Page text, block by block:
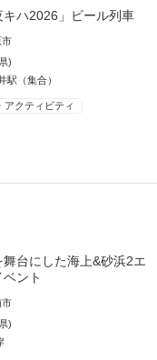
キハ2026」ビール列車
市
)
駅（集合）
アクティビティ
舞台にした海上&砂浜2エ
ント
市
)